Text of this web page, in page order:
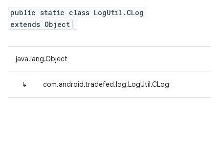
public static class LogUtil.CLog
extends Object
java.lang.Object
↳ com.android.tradefed.log.LogUtil.CLog